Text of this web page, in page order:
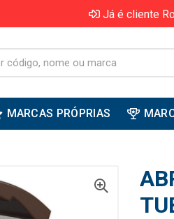
Já é cliente
MARCAS PRÓPRIAS